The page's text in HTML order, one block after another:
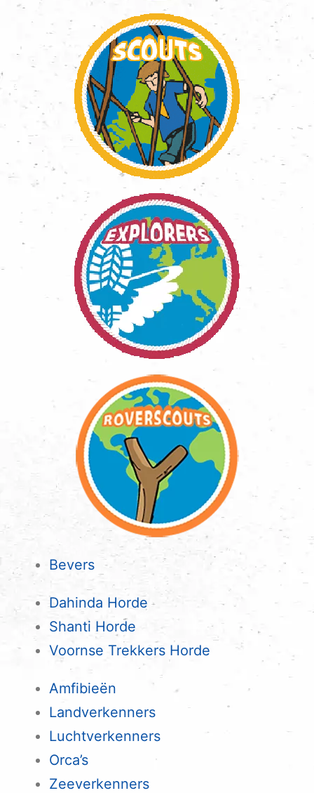
Bevers
Dahinda Horde
Shanti Horde
Voornse Trekkers Horde
Amfibieën
Landverkenners
Luchtverkenners
Orca’s
Zeeverkenners